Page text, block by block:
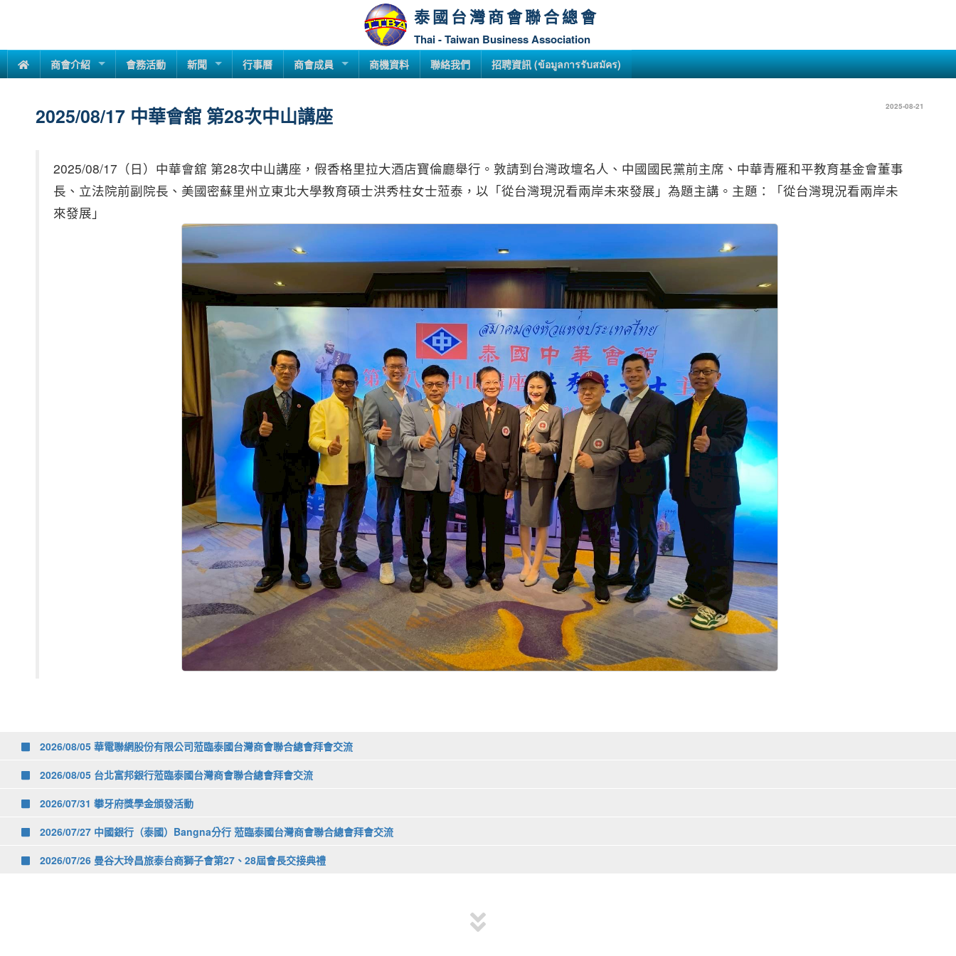
泰國台灣商會聯合總會
Thai - Taiwan Business Association
商會介紹 會務活動 新聞 行事曆 商會成員 商機資料 聯絡我們 招聘資訊 (ข้อมูลการรับสมัคร)
2025/08/17 中華會舘 第28次中山講座 2025-08-21
2025/08/17（日）中華會舘 第28次中山講座，假香格里拉大酒店寶倫廳舉行。敦請到台灣政壇名人、中國國民黨前主席、中華青雁和平教育基金會董事
長、立法院前副院長、美國密蘇里州立東北大學教育碩士洪秀柱女士蒞泰，以「從台灣現況看兩岸未來發展」為題主講。主題：「從台灣現況看兩岸未
來發展」
2026/08/05 華電聯網股份有限公司蒞臨泰國台灣商會聯合總會拜會交流
2026/08/05 台北富邦銀行蒞臨泰國台灣商會聯合總會拜會交流
2026/07/31 攀牙府獎學金頒發活動
2026/07/27 中國銀行（泰國）Bangna分行 蒞臨泰國台灣商會聯合總會拜會交流
2026/07/26 曼谷大玲昌旅泰台商獅子會第27、28屆會長交接典禮